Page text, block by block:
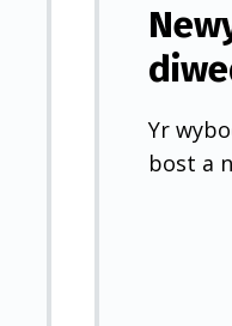
Yr
bost a